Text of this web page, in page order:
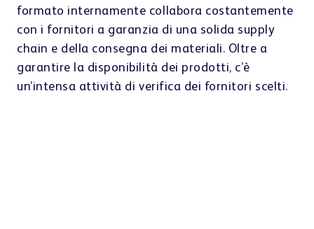
formato internamente collabora costantemente
con i fornitori a garanzia di una solida supply
chain e della consegna dei materiali. Oltre a
garantire la disponibilità dei prodotti, c’è
un’intensa attività di verifica dei fornitori scelti.
del 99,9% grazie a un’intensa verifica della
qualità. Tutti i materiali vengono controllati e
ogni elemento, ad esempio il gruppo di presa,
che viene testato prima di essere inserito nel
robot nelle speciali postazioni di prova che si
nostri clienti è ciò che ci guida giorno dopo
giorno. I nostri sviluppatori lavorano
instancabilmente a prodotti innovativi per
superare le nuove sfide del settore sanitario e
degli altri settori.